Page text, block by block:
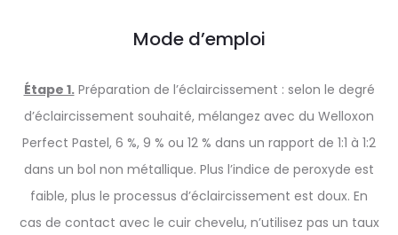
Mode d’emploi
Étape 1.Préparation de l’éclaircissement : selon le degré
d’éclaircissement souhaité, mélangez avec du Welloxon
Perfect Pastel, 6 %, 9 % ou 12 % dans un rapport de 1:1 à 1:2
dans un bol non métallique. Plus l’indice de peroxyde est
faible, plus le processus d’éclaircissement est doux. En
cas de contact avec le cuir chevelu, n’utilisez pas un taux